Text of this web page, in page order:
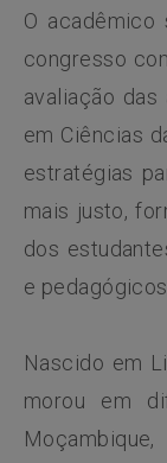
O
congresso
avaliação das
em Ciências
estratégias
mais justo,
dos
e
Nascido em
morou em